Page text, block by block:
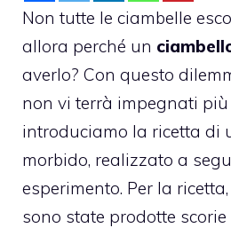
Non tutte le ciambelle
allora perché un
averlo? Con questo
non vi terrà impegnati più
introduciamo la ricetta di
morbido, realizzato a
esperimento. Per la
sono state prodotte scorie